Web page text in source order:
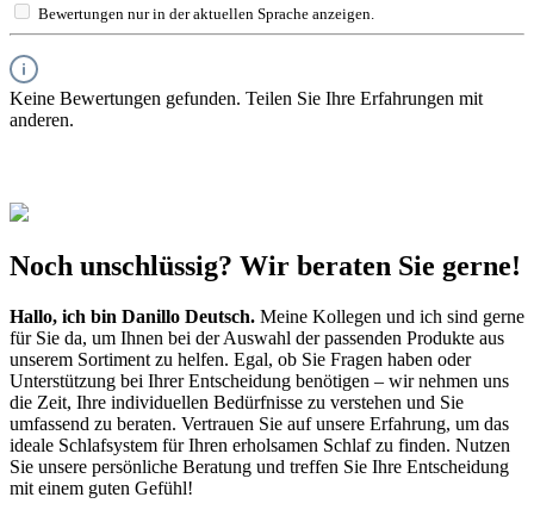
Bewertungen nur in der aktuellen Sprache anzeigen.
Keine Bewertungen gefunden. Teilen Sie Ihre Erfahrungen mit
anderen.
Noch unschlüssig? Wir beraten Sie gerne!
Hallo, ich bin Danillo Deutsch. Meine Kollegen und ich sind gerne
für Sie da, um Ihnen bei der Auswahl der passenden Produkte aus
unserem Sortiment zu helfen. Egal, ob Sie Fragen haben oder
Unterstützung bei Ihrer Entscheidung benötigen – wir nehmen uns
die Zeit, Ihre individuellen Bedürfnisse zu verstehen und Sie
umfassend zu beraten. Vertrauen Sie auf unsere Erfahrung, um das
ideale Schlafsystem für Ihren erholsamen Schlaf zu finden. Nutzen
Sie unsere persönliche Beratung und treffen Sie Ihre Entscheidung
mit einem guten Gefühl!